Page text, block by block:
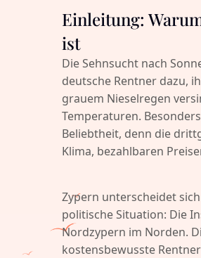
Einleitung:
ist
Die Sehnsucht nach
deutsche Rentner dazu,
grauem Nieselregen
Temperaturen.
Beliebtheit, denn die
Klima, bezahlbaren
Zypern unterscheidet
politische Situation: Die
Nordzypern im Norden.
kostensbewusste